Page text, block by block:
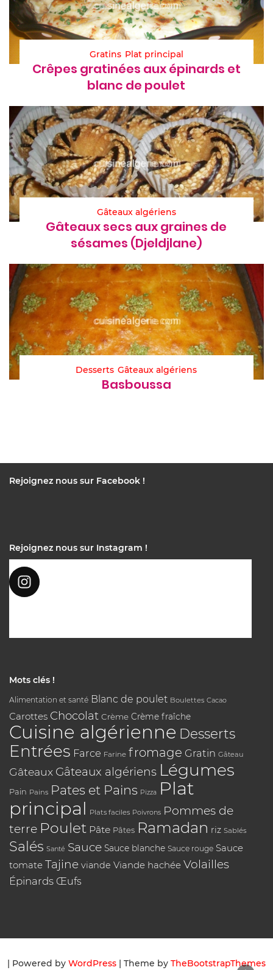
Gratins Plat principal
Crêpes gratinées aux épinards et
blanc de poulet
Gâteaux algériens
Gâteaux secs aux graines de
sésames (Djeldjlane)
Desserts Gâteaux algériens
Basboussa
Rejoignez nous sur Facebook !
Rejoignez nous sur Instagram !
Mots clés !
Alimentation et santé Blanc de poulet Boulettes Cacao
Carottes Chocolat Crème Crème fraîche
Cuisine algérienne Desserts
Entrées Farce Farine fromage Gratin Gâteau
Gâteaux Gâteaux algériens Légumes
Pain Pains Pates et Pains Pizza Plat
principal Plats faciles Poivrons Pommes de
terre Poulet Pâte Pâtes Ramadan riz Sablés
Salés Santé Sauce Sauce blanche Sauce rouge Sauce
tomate Tajine viande Viande hachée Volailles
Épinards Œufs
| Powered by WordPress | Theme by TheBootstrapThemes